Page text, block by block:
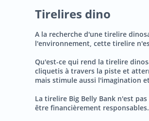
Tirelires dino
A la recherche d'une tirelire
l'environnement, cette tirelire
Qu'est-ce qui rend la tirelire
cliquetis à travers la piste et
mais stimule aussi l'imagination
La tirelire Big Belly Bank n'est
être financièrement